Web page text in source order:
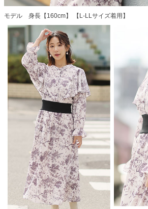
モデル 身長【160cm】 【L-LLサイズ着用】